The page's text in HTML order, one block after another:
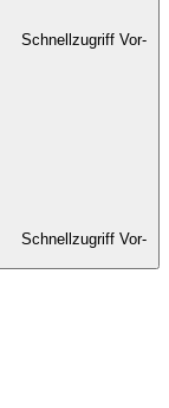
Schnellzugriff Vor-
Schnellzugriff Vor-